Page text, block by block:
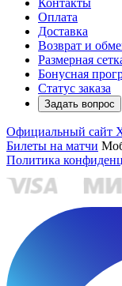
Контакты
Оплата
Доставка
Возврат и
Размерная
Бонусная
Статус заказа
Задать вопрос
Официальный сайт
Билеты на матчи
Политика